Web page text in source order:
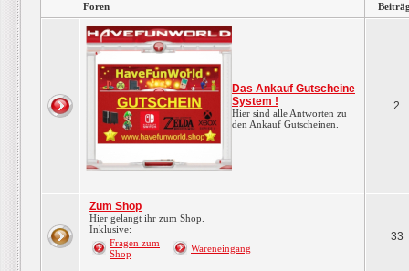
Foren
Das Ankauf Gutscheine
System !
Hier sind alle Antworten zu
den Ankauf Gutscheinen.
2
Zum Shop
Hier gelangt ihr zum Shop.
Inklusive:
Fragen zum
Shop
Wareneingang
33